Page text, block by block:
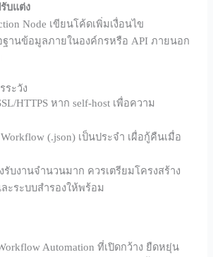
บแต่ง
Node เขียนโค้ดเพิ่มเงื่อนไข
ฐานข้อมูลภายในองค์กรหรือ API ภายนอก
ระวัง
HTTPS หาก self-host เพื่อความ
(.json) เป็นประจำ เผื่อกู้คืนเมื่อ
รับงานจำนวนมาก ควรเตรียมโครงสร้าง
ละระบบสำรองให้พร้อม
Automation ที่เปิดกว้าง ยืดหยุ่น